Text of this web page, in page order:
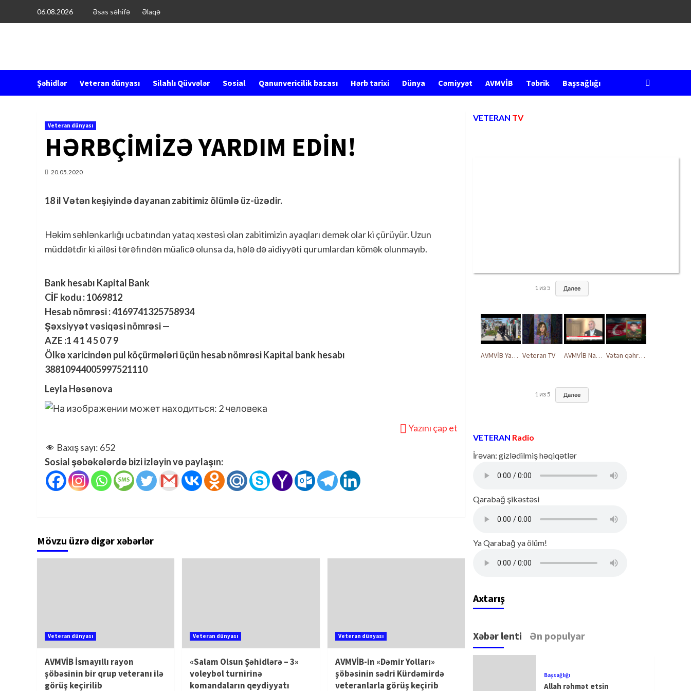
06.08.2026 Əsas səhifə Əlaqə
Şəhidlər Veteran dünyası Silahlı Qüvvələr Sosial Qanunvericilik bazası Hərb tarixi Dünya Cəmiyyət AVMVİB Təbrik Başsağlığı
Veteran dünyası
HƏRBÇİMİZƏ YARDIM EDİN!
20.05.2020
18 il Vətən keşiyində dayanan zabitimiz ölümlə üz-üzədir.
Həkim səhlənkarlığı ucbatından yataq xəstəsi olan zabitimizin ayaqları demək olar ki çürüyür. Uzun
müddətdir ki ailəsi tərəfindən müalicə olunsa da, hələ də aidiyyəti qurumlardan kömək olunmayıb.
Bank hesabı Kapital Bank
CİF kodu : 1069812
Hesab nömrəsi : 4169741325758934
Şəxsiyyət vəsiqəsi nömrəsi —
AZE :1 4 1 4 5 0 7 9
Ölkə xaricindən pul köçürmələri üçün hesab nömrəsi Kapital bank hesabı
38810944005997521110
Leyla Həsənova
Yazını çap et
Baxış sayı: 652
Sosial şəbəkələrdə bizi izləyin və paylaşın:
Mövzu üzrə digər xəbərlər
Veteran dünyası
AVMVİB İsmayıllı rayon
şöbəsinin bir qrup veteranı ilə
görüş keçirilib
Veteran dünyası
«Salam Olsun Şəhidlərə – 3»
voleybol turnirinə
komandaların qeydiyyatı
Veteran dünyası
AVMVİB-in «Dəmir Yolları»
şöbəsinin sədri Kürdəmirdə
veteranlarla görüş keçirib
VETERAN TV
1 из5 Далее
AVMVİB Yasamal rayon şöbəsinin kollektivi Şəhidlər Xiyabanında Veteran TV AVMVİB Naxçıvan MR təşkilatı şəhidlərimizin xatirəsinə həsr olunmuş tədbir keçirdi Vətən qəhrəmanları ilə ucalır
1 из 5 Далее
VETERAN Radio
İrəvan: gizlədilmiş həqiqətlər
Qarabağ şikəstəsi
Ya Qarabağ ya ölüm!
Axtarış
Xəbər lenti Ən populyar
Başsağlığı
Allah rəhmət etsin